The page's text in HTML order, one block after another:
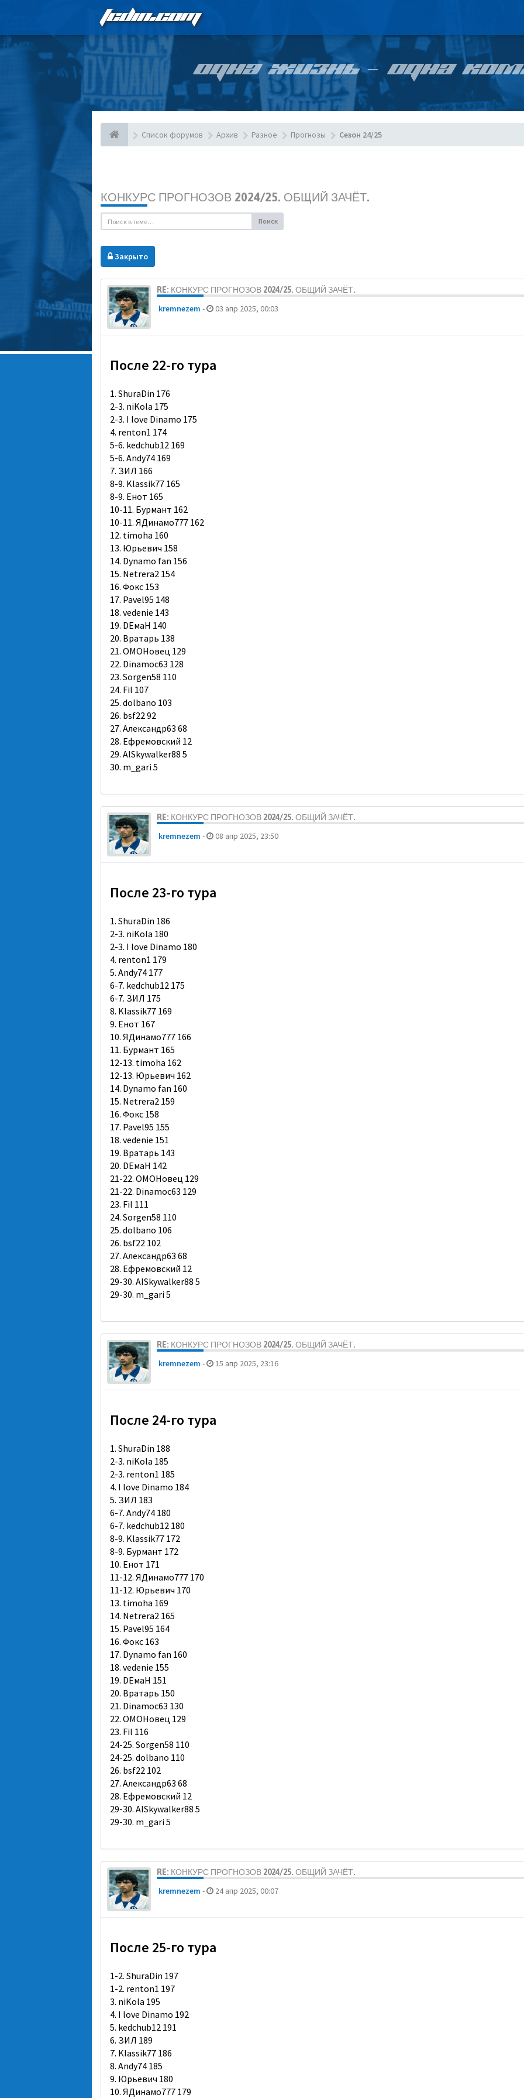
FCDIN.COM
ОДНА ЖИЗНЬ – ОДНА
Список форумов Архив Разное Прогнозы Сезон 24/25
КОНКУРС ПРОГНОЗОВ 2024/25. ОБЩИЙ ЗАЧЁТ.
Поиск
Закрыто
RE: КОНКУРС ПРОГНОЗОВ 2024/25. ОБЩИЙ ЗАЧЁТ.
kremnezem - 03 апр 2025, 00:03
После 22-го тура
1. ShuraDin 176
2-3. niKola 175
2-3. I love Dinamo 175
4. renton1 174
5-6. kedchub12 169
5-6. Andy74 169
7. ЗИЛ 166
8-9. Klassik77 165
8-9. Енот 165
10-11. Бурмант 162
10-11. ЯДинамо777 162
12. timoha 160
13. Юрьевич 158
14. Dynamo fan 156
15. Netrera2 154
16. Фокс 153
17. Pavel95 148
18. vedenie 143
19. DЕмаН 140
20. Вратарь 138
21. ОМОНовец 129
22. Dinamoc63 128
23. Sorgen58 110
24. Fil 107
25. dolbano 103
26. bsf22 92
27. Александр63 68
28. Ефремовский 12
29. AlSkywalker88 5
30. m_gari 5
RE: КОНКУРС ПРОГНОЗОВ 2024/25. ОБЩИЙ ЗАЧЁТ.
kremnezem - 08 апр 2025, 23:50
После 23-го тура
1. ShuraDin 186
2-3. niKola 180
2-3. I love Dinamo 180
4. renton1 179
5. Andy74 177
6-7. kedchub12 175
6-7. ЗИЛ 175
8. Klassik77 169
9. Енот 167
10. ЯДинамо777 166
11. Бурмант 165
12-13. timoha 162
12-13. Юрьевич 162
14. Dynamo fan 160
15. Netrera2 159
16. Фокс 158
17. Pavel95 155
18. vedenie 151
19. Вратарь 143
20. DЕмаН 142
21-22. ОМОНовец 129
21-22. Dinamoc63 129
23. Fil 111
24. Sorgen58 110
25. dolbano 106
26. bsf22 102
27. Александр63 68
28. Ефремовский 12
29-30. AlSkywalker88 5
29-30. m_gari 5
RE: КОНКУРС ПРОГНОЗОВ 2024/25. ОБЩИЙ ЗАЧЁТ.
kremnezem - 15 апр 2025, 23:16
После 24-го тура
1. ShuraDin 188
2-3. niKola 185
2-3. renton1 185
4. I love Dinamo 184
5. ЗИЛ 183
6-7. Andy74 180
6-7. kedchub12 180
8-9. Klassik77 172
8-9. Бурмант 172
10. Енот 171
11-12. ЯДинамо777 170
11-12. Юрьевич 170
13. timoha 169
14. Netrera2 165
15. Pavel95 164
16. Фокс 163
17. Dynamo fan 160
18. vedenie 155
19. DЕмаН 151
20. Вратарь 150
21. Dinamoc63 130
22. ОМОНовец 129
23. Fil 116
24-25. Sorgen58 110
24-25. dolbano 110
26. bsf22 102
27. Александр63 68
28. Ефремовский 12
29-30. AlSkywalker88 5
29-30. m_gari 5
RE: КОНКУРС ПРОГНОЗОВ 2024/25. ОБЩИЙ ЗАЧЁТ.
kremnezem - 24 апр 2025, 00:07
После 25-го тура
1-2. ShuraDin 197
1-2. renton1 197
3. niKola 195
4. I love Dinamo 192
5. kedchub12 191
6. ЗИЛ 189
7. Klassik77 186
8. Andy74 185
9. Юрьевич 180
10. ЯДинамо777 179